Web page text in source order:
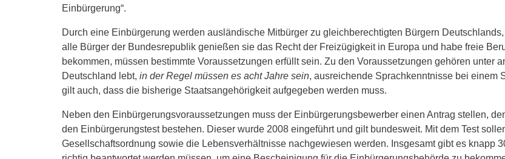
Einbürgerung“.
Durch eine Einbürgerung werden ausländische Mitbürger zu gleichberechtigten Bürgern
alle Bürger der Bundesrepublik genießen sie das Recht der Freizügigkeit in Europa und habe freie
bekommen, müssen bestimmte Voraussetzungen erfüllt sein. Zu den Voraussetzungen gehören unter
Deutschland lebt, in der Regel müssen es acht Jahre sein, ausreichende Sprachkenntnisse bei einem
gilt auch, dass die bisherige Staatsangehörigkeit aufgegeben werden muss.
Neben den Einbürgerungsvoraussetzungen muss der Einbürgerungsbewerber einen Antrag stellen,
den Einbürgerungstest bestehen. Dieser wurde 2008 eingeführt und gilt bundesweit. Mit dem Test
Gesellschaftsordnung sowie die Lebensverhältnisse nachgewiesen werden. Insgesamt gibt es knapp